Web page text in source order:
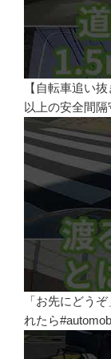
【自転車追い
以上の安全間
「お先にどう
れたら